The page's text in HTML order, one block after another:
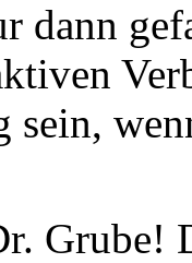
dann
sein,
Grube!